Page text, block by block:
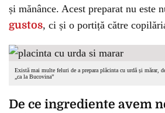
și mănânce. Acest preparat nu este
gustos, ci și o portiță către
Există mai multe feluri de a prepara plăcinta cu urdă și mărar,
„ca la Bucovina”
De ce ingrediente avem